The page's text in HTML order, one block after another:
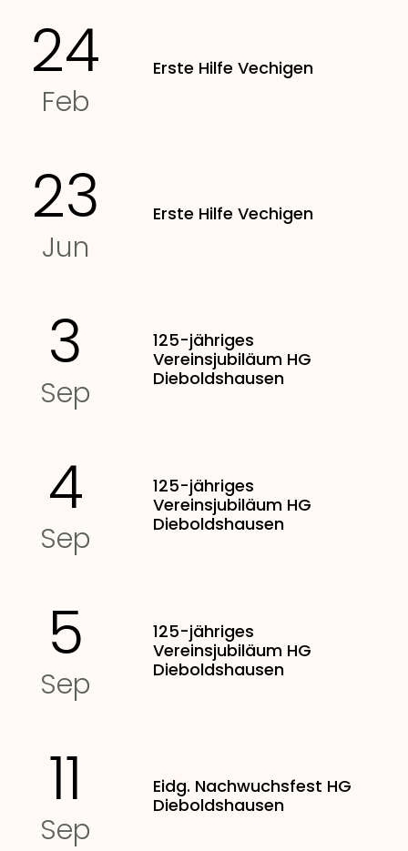
24
Feb
Erste Hilfe Vechigen
23
Jun
Erste Hilfe Vechigen
3
Sep
125-jähriges
Vereinsjubiläum HG
Dieboldshausen
4
Sep
125-jähriges
Vereinsjubiläum HG
Dieboldshausen
5
Sep
125-jähriges
Vereinsjubiläum HG
Dieboldshausen
11
Sep
Eidg. Nachwuchsfest HG
Dieboldshausen